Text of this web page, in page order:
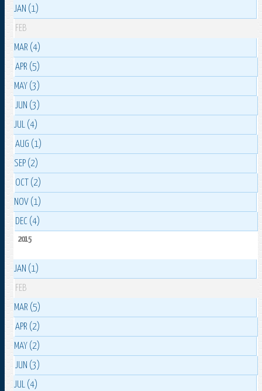
JAN (1)
FEB
MAR (4)
APR (5)
MAY (3)
JUN (3)
JUL (4)
AUG (1)
SEP (2)
OCT (2)
NOV (1)
DEC (4)
2015
JAN (1)
FEB
MAR (5)
APR (2)
MAY (2)
JUN (3)
JUL (4)